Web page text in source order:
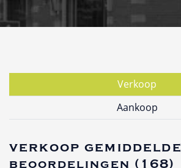
Verkoop
Aankoop
verkoop gemiddelde
beoordelingen (168)